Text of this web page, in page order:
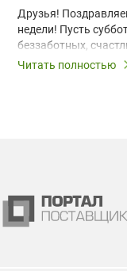
Друзья!
недели! Пусть
беззаботных,
Читать полностью